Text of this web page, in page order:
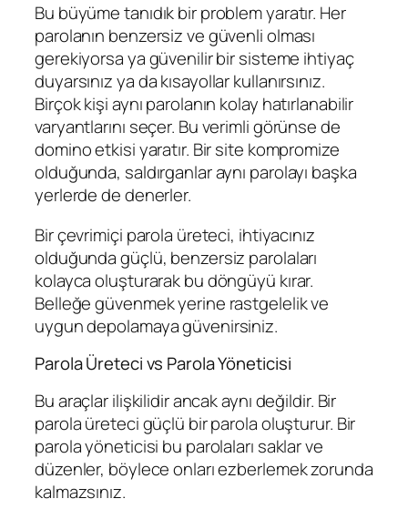
Bu büyüme tanıdık bir problem yaratır. Her
parolanın benzersiz ve güvenli olması
gerekiyorsa ya güvenilir bir sisteme ihtiyaç
duyarsınız ya da kısayollar kullanırsınız.
Birçok kişi aynı parolanın kolay hatırlanabilir
varyantlarını seçer. Bu verimli görünse de
domino etkisi yaratır. Bir site kompromize
olduğunda, saldırganlar aynı parolayı başka
yerlerde de denerler.
Bir çevrimiçi parola üreteci, ihtiyacınız
olduğunda güçlü, benzersiz parolaları
kolayca oluşturarak bu döngüyü kırar.
Belleğe güvenmek yerine rastgelelik ve
uygun depolamaya güvenirsiniz.
Parola Üreteci vs Parola Yöneticisi
Bu araçlar ilişkilidir ancak aynı değildir. Bir
parola üreteci güçlü bir parola oluşturur. Bir
parola yöneticisi bu parolaları saklar ve
düzenler, böylece onları ezberlemek zorunda
kalmazsınız.